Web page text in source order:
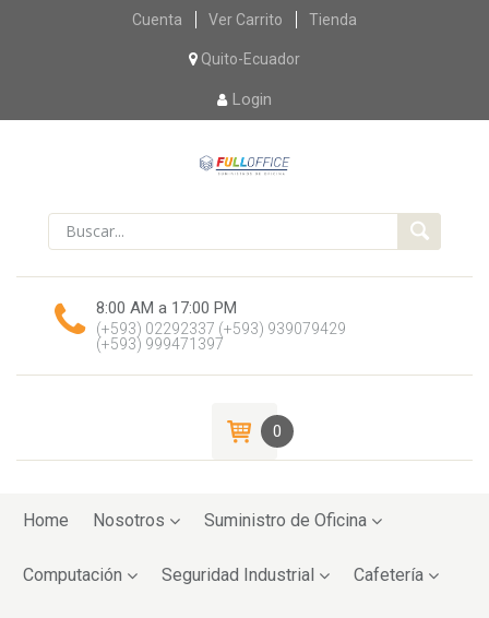
Skip
content
Cuenta Ver Carrito Tienda
Quito-Ecuador
Login
8:00 AM a 17:00 PM
(+593) 02292337 (+593) 939079429
(+593) 999471397
0
toHome Nosotros Suministro de Oficina
Computación Seguridad Industrial Cafetería